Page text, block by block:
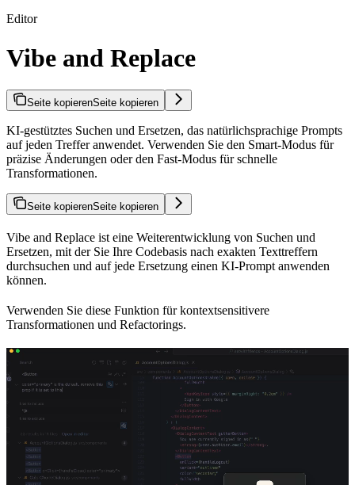
Editor
Vibe and Replace
Seite kopierenSeite kopieren
KI-gestütztes Suchen und Ersetzen, das natürlichsprachige Prompts
auf jeden Treffer anwendet. Verwenden Sie den Smart-Modus für
präzise Änderungen oder den Fast-Modus für schnelle
Transformationen.
Seite kopierenSeite kopieren
Vibe and Replace ist eine Weiterentwicklung von Suchen und
Ersetzen, mit der Sie Ihre Codebasis nach exakten Texttreffern
durchsuchen und auf jede Ersetzung einen KI-Prompt anwenden
können.
Verwenden Sie diese Funktion für kontextsensitivere
Transformationen und Refactorings.